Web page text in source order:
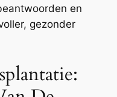
en
gezonder